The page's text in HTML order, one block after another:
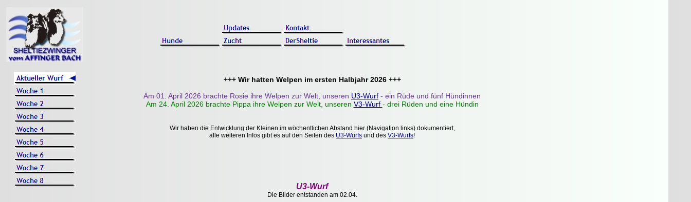
+++ Wir hatten Welpen im ersten Halbjahr 2026 +++
Am 01. April 2026 brachte Rosie ihre Welpen zur Welt, unseren U3-Wurf - ein Rüde und fünf Hündinnen
Am 24. April 2026 brachte Pippa ihre Welpen zur Welt, unseren V3-Wurf - drei Rüden und eine Hündin
Wir haben die Entwicklung der Kleinen im wöchentlichen Abstand hier (Navigation links) dokumentiert,
alle weiteren Infos gibt es auf den Seiten des U3-Wurfs und des V3-Wurfs!
U3-Wurf
Die Bilder entstanden am 02.04.